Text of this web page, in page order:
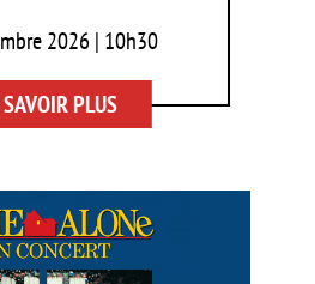
2026 | 10h30
PLUS